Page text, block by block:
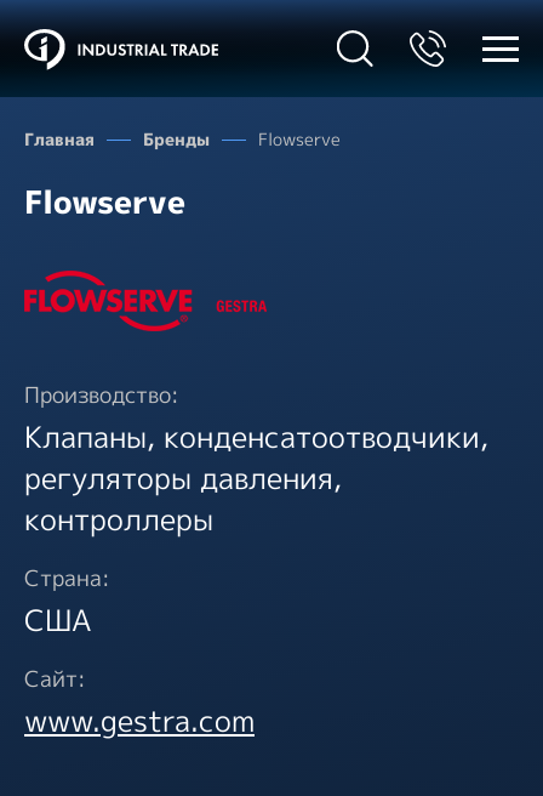
Главная Бренды Flowserve
Flowserve
Производство:
Клапаны, конденсатоотводчики,
регуляторы давления,
контроллеры
Страна:
США
Сайт:
www.gestra.com